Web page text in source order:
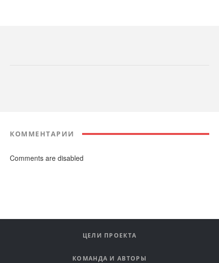
КОММЕНТАРИИ
Comments are disabled
ЦЕЛИ ПРОЕКТА
КОМАНДА И АВТОРЫ